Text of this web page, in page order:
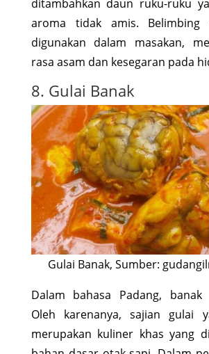
ditambahkan daun ruku-ruku
aroma tidak amis. Belimbing
digunakan dalam masakan,
rasa asam dan kesegaran pada
8. Gulai Banak
Gulai Banak, Sumber:
Dalam bahasa Padang,
Oleh karenanya, sajian gulai
merupakan kuliner khas yang